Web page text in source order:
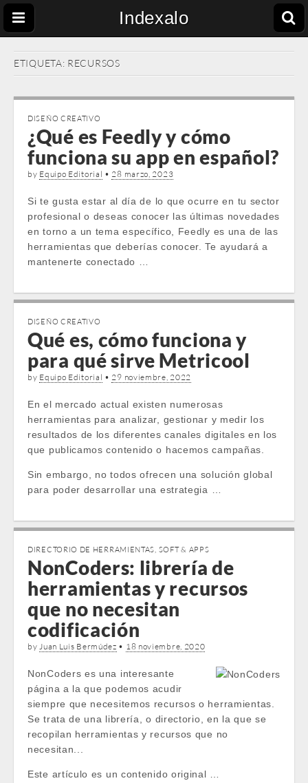
Indexalo
ETIQUETA: RECURSOS
DISEÑO CREATIVO
¿Qué es Feedly y cómo
funciona su app en español?
by Equipo Editorial • 28 marzo, 2023
Si te gusta estar al día de lo que ocurre en tu sector
profesional o deseas conocer las últimas novedades
en torno a un tema específico, Feedly es una de las
herramientas que deberías conocer. Te ayudará a
mantenerte conectado …
DISEÑO CREATIVO
Qué es, cómo funciona y
para qué sirve Metricool
by Equipo Editorial • 29 noviembre, 2022
En el mercado actual existen numerosas
herramientas para analizar, gestionar y medir los
resultados de los diferentes canales digitales en los
que publicamos contenido o hacemos campañas.
Sin embargo, no todos ofrecen una solución global
para poder desarrollar una estrategia …
DIRECTORIO DE HERRAMIENTAS, SOFT & APPS
NonCoders: librería de
herramientas y recursos
que no necesitan
codificación
byJuan Luis Bermúdez • 18 noviembre, 2020
NonCoders es una interesante
página a la que podemos acudir
siempre que necesitemos recursos o herramientas.
Se trata de una librería, o directorio, en la que se
recopilan herramientas y recursos que no
necesitan...
Este artículo es un contenido original …